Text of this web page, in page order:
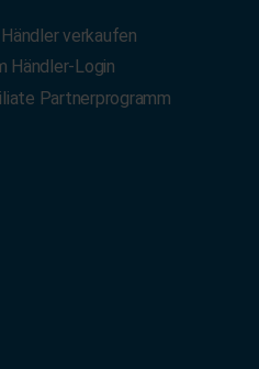
verkaufen
Händler-Login
Partnerprogramm